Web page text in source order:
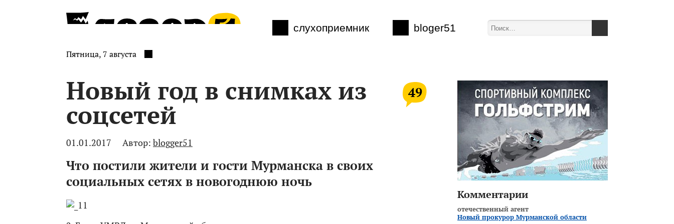
слухоприемник bloger51
Пятница, 7 августа
Новый год в снимках из
соцсетей
49
01.01.2017 Автор: blogger51
Что постили жители и гости Мурманска в своих
социальных сетях в новогоднюю ночь
Комментарии
отечественный агент
Новый прокурор Мурманской области